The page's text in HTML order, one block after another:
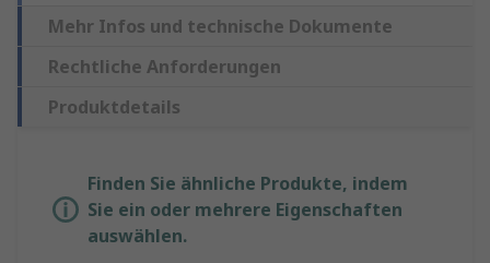
Mehr Infos und technische Dokumente
Rechtliche Anforderungen
Produktdetails
Finden Sie ähnliche Produkte, indem
Sie ein oder mehrere Eigenschaften
auswählen.